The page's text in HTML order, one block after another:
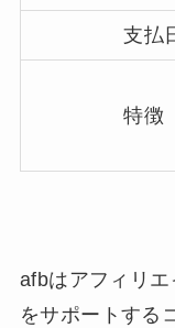
支払
特徴
afbはアフィリ
をサポートする